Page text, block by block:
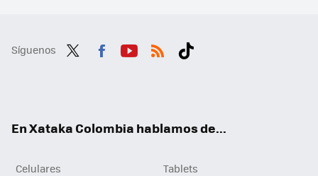
Síguenos
En Xataka Colombia hablamos de...
Celulares
Tablets